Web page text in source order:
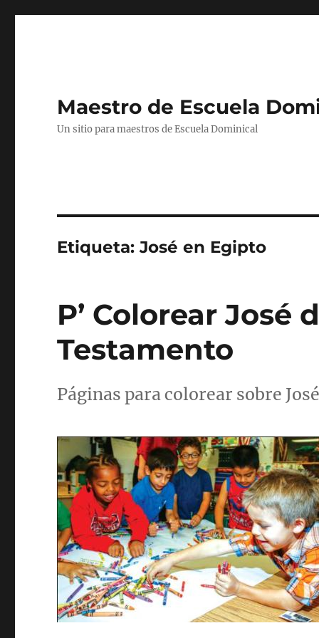
Maestro de Escuela
Un sitio para maestros de Escuela Dominical
Etiqueta:José en Egipto
P’ Colorear José
Testamento
Páginas para colorear sobre